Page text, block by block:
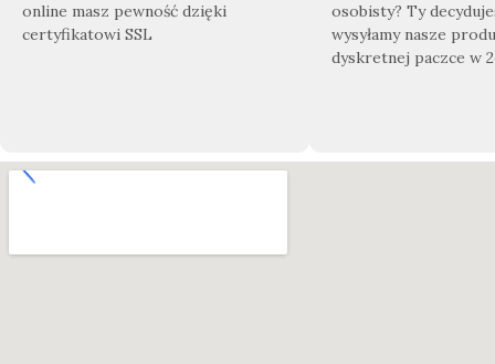
online masz pewność dzięki
certyfikatowi SSL
osobisty? Ty
wysyłamy nasze
dyskretnej paczce w